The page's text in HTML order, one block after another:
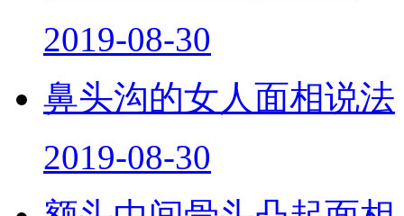
2019-08-30
鼻头沟的女人面相说法
2019-08-30